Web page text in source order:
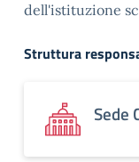
dell'istituzione
Struttura
Sede